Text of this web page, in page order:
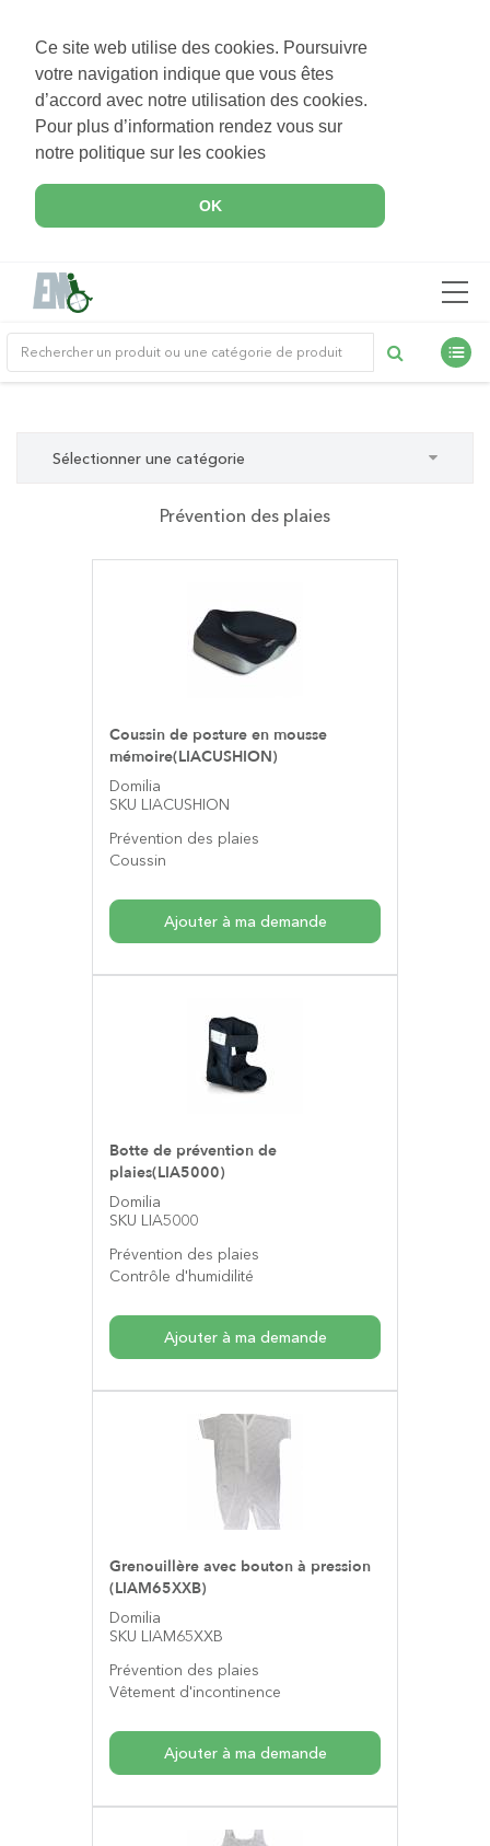
Ce site web utilise des cookies. Poursuivre
votre navigation indique que vous êtes
d’accord avec notre utilisation des cookies.
Pour plus d’information rendez vous sur
notre politique sur les cookies
OK
Prévention des plaies
Sélectionner une catégorie
Coussin de posture en mousse
mémoire(LIACUSHION)
Domilia
SKU LIACUSHION
Prévention des plaies
Coussin
Ajouter à ma demande
Botte de prévention de
plaies(LIA5000)
Domilia
SKU LIA5000
Prévention des plaies
Contrôle d'humidilité
Ajouter à ma demande
Grenouillère avec bouton à pression
(LIAM65XXB)
Domilia
SKU LIAM65XXB
Prévention des plaies
Vêtement d'incontinence
Ajouter à ma demande